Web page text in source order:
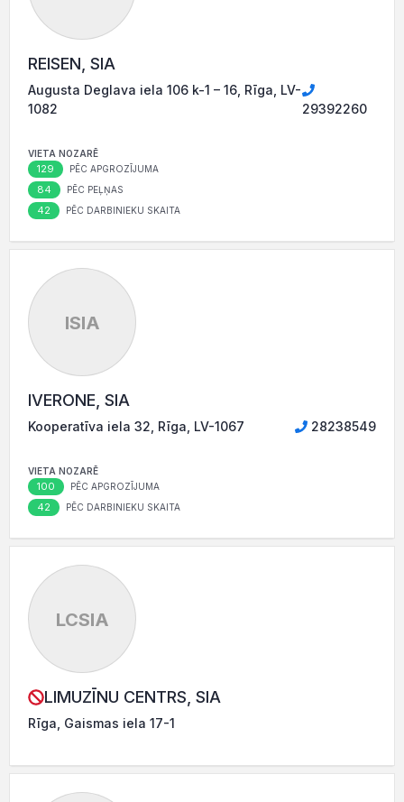
REISEN, SIA
Augusta Deglava iela 106 k-1 – 16, Rīga, LV-
1082
29392260
VIETA NOZARĒ
129 PĒC APGROZĪJUMA
84 PĒC PEĻŅAS
42 PĒC DARBINIEKU SKAITA
ISIA
IVERONE, SIA
Kooperatīva iela 32, Rīga, LV-1067 28238549
VIETA NOZARĒ
100 PĒC APGROZĪJUMA
42 PĒC DARBINIEKU SKAITA
LCSIA
LIMUZĪNU CENTRS, SIA
Rīga, Gaismas iela 17-1